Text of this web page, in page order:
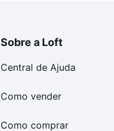
Sobre a Loft
Central de Ajuda
Como vender
Como comprar